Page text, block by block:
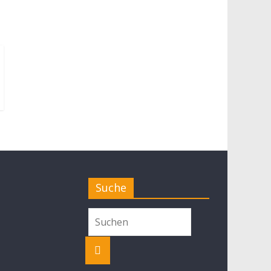
Suche